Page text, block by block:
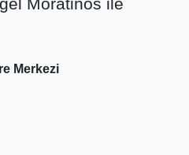
Moratinos ile
Merkezi